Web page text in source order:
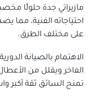
مازيراتي جدة حلولًا
احتياجاته الفنية، مما
على مختلف الطرق.
الاهتمام بالصيانة
الفاخر ويقلل من
تمنح السائق ثقة أكبر